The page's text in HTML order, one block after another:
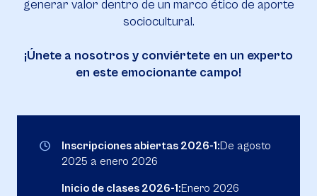
generar valor dentro de un marco ético de aporte
sociocultural.
¡Únete a nosotros y conviértete en un experto
en este emocionante campo!
Inscripciones abiertas 2026-1:De agosto
2025 a enero 2026
Inicio de clases 2026-1:Enero 2026